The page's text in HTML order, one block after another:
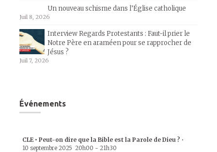
Un nouveau schisme dans l’Église catholique
Juil 8, 2026
Interview Regards Protestants : Faut-il prier le
Notre Père en araméen pour se rapprocher de
Jésus ?
Juil 7, 2026
Événements
CLE • Peut-on dire que la Bible est la Parole de Dieu ? •
10 septembre 2025 20h00 - 21h30